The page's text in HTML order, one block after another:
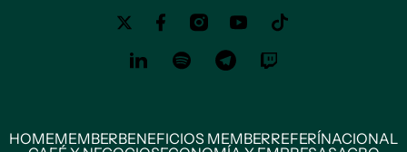
HOMEMEMBERBENEFICIOS MEMBERREFERÍNACIONAL